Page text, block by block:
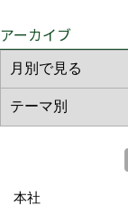
アーカイブ
本社